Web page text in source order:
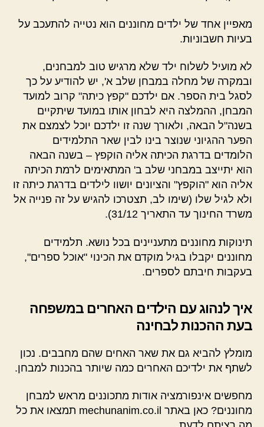
מאפיין אחד של ילדים מחוננים הוא נטייה להתעכב על
בעיות חשבוניות.
לא מועיל לשלוח ילד שלא מרגיש טוב למבחנים,
ובמקרה של מחלה במבחן שלב א', יש להודיע על כך
לסגל בית הספר. אם ילדכם "קפץ כיתה" קרוב למועד
המבחן, ההמלצה היא לבחון אותו במועד שיתקיים
בשנה"ל הבאה, ולאורך שנה זו ילדכם יוכל לצמצם את
הפער ההגיוני שנוצר בינו לבין שאר התלמידים
הלומדים בדרגת הכיתה אליה הוקפץ – בשנה הבאה
הוא יתייצב במבחני שלב ב' המתאימים לרמת הכיתה
אליה הוא "הוקפץ" והציונים יושוו לילדים בדרגת כיתה זו
ולא לגיל שלו (שימו לב, תצטרכו להגיש על זה פנייה אל
משרד החינוך עד התאריך 31/12).
תינוקות מחוננים מתעניינים בכל נושא. תלמידים
מחוננים יקבלו בגיל מוקדם את הכינוי "אוכל ספרים",
בעקבות חיבתם לספרים.
איך לנהוג עם הילדים האחרים במשפחה
בעת ההכנות לבחינה
מומלץ להביא גם את שאר האחים שהם מחבבים. נכון
לשתף את ילדיכם האחרים כמה שיותר בהכנות למבחן.
מחפשים אינפורמציה אודות מתכוננים מראש למבחן
מחוננים? כאן באתר mechunanim.co.il תמצאו את כל